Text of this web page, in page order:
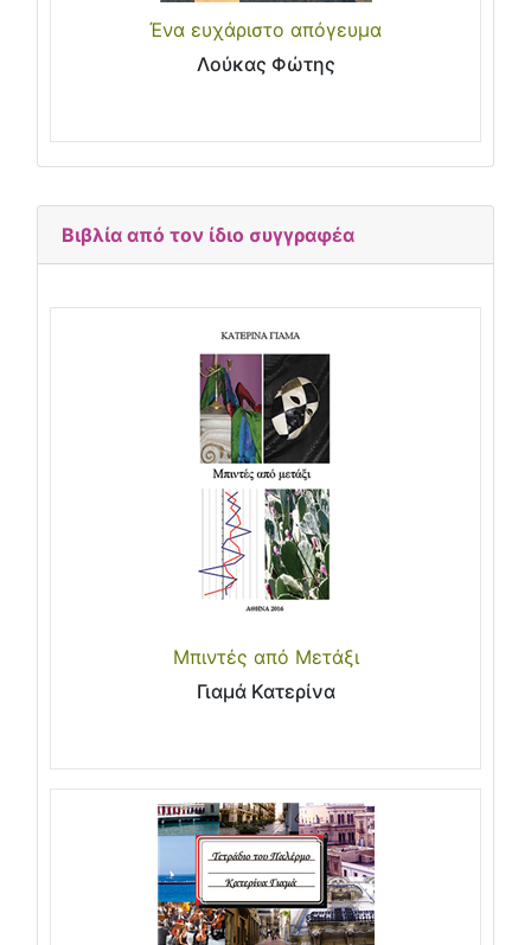
Ένα ευχάριστο απόγευμα
Λούκας Φώτης
Βιβλία από τον ίδιο συγγραφέα
Μπιντές από Μετάξι
Γιαμά Κατερίνα